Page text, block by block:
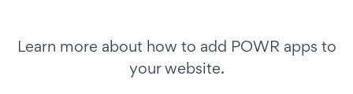
Learn more about how to add POWR apps to
your website.